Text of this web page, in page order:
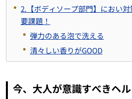
2.【ボディソープ部門】におい
要課題！
弾力のある泡で洗える
清々しい香りがGOOD
今、大人が意識すべきヘ